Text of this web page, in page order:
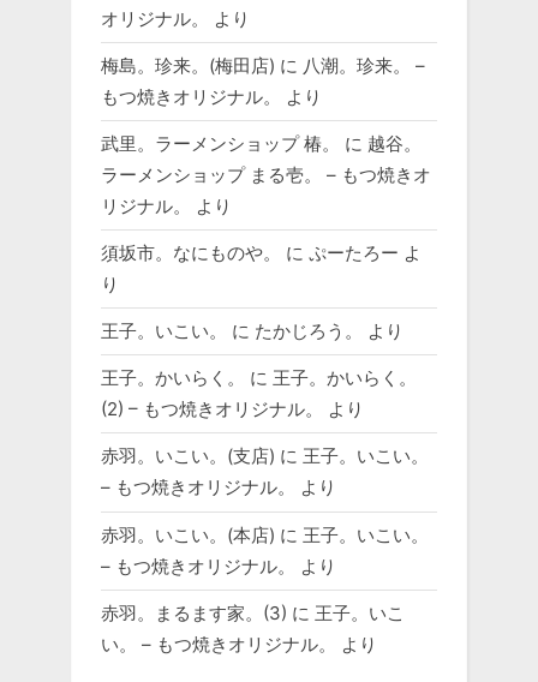
オリジナル。
より
梅島。珍来。(梅田店) に 八潮。珍来。 –
もつ焼きオリジナル。
より
武里。ラーメンショップ 椿。 に 越谷。
ラーメンショップ まる壱。 – もつ焼きオ
リジナル。
より
須坂市。なにものや。 に ぷーたろー よ
り
王子。いこい。 に たかじろう。 より
王子。かいらく。 に 王子。かいらく。
(2) – もつ焼きオリジナル。
より
赤羽。いこい。(支店) に 王子。いこい。
– もつ焼きオリジナル。
より
赤羽。いこい。(本店) に 王子。いこい。
– もつ焼きオリジナル。
より
赤羽。まるます家。(3) に 王子。いこ
い。 – もつ焼きオリジナル。
より